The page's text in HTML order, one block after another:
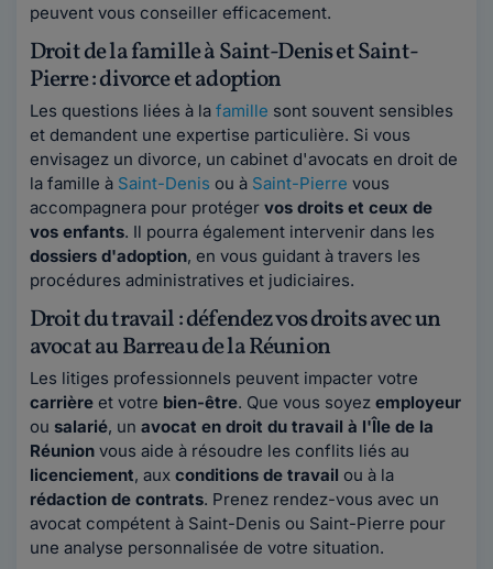
peuvent vous conseiller efficacement.
Droit de la famille à Saint-Denis et Saint-
Pierre : divorce et adoption
Les questions liées à la famille sont souvent sensibles
et demandent une expertise particulière. Si vous
envisagez un divorce, un cabinet d'avocats en droit de
la famille à Saint-Denis ou à Saint-Pierre vous
accompagnera pour protéger vos droits et ceux de
vos enfants. Il pourra également intervenir dans les
dossiers d'adoption, en vous guidant à travers les
procédures administratives et judiciaires.
Droit du travail : défendez vos droits avec un
avocat au Barreau de la Réunion
Les litiges professionnels peuvent impacter votre
carrière et votre bien-être. Que vous soyez employeur
ou salarié, un avocat en droit du travail à l'Île de la
Réunion vous aide à résoudre les conflits liés au
licenciement, aux conditions de travail ou à la
rédaction de contrats. Prenez rendez-vous avec un
avocat compétent à Saint-Denis ou Saint-Pierre pour
une analyse personnalisée de votre situation.